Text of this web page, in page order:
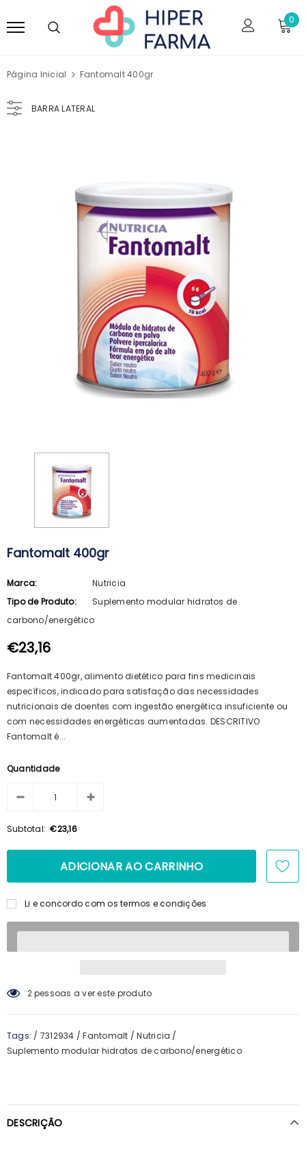
0
Página Inicial Fantomalt 400gr
BARRA LATERAL
Arkopharma Stop Piolhos Loção
100ml + Shampoo 125ml + Pente
€15,69
Fantomalt 400gr
Marca:
Nutricia
Tipo de Produto:
Suplemento modular hidratos de
carbono/energético
€23,16
Fantomalt 400gr, alimento dietético para fins medicinais
específicos, indicado para satisfação das necessidades
nutricionais de doentes com ingestão energética insuficiente ou
com necessidades energéticas aumentadas. DESCRITIVO
Fantomalt é...
Quantidade
Subtotal: €23,16
Li e concordo com os termos e condições
2pessoas a ver este produto
Tags: / 7312934 / Fantomalt / Nutricia /
Suplemento modular hidratos de carbono/energético
DESCRIÇÃO